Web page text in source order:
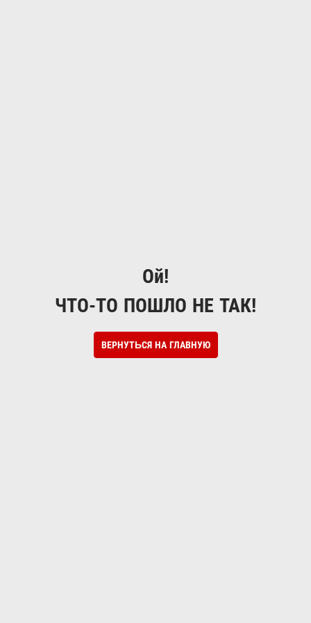
Ой!
ЧТО-ТО ПОШЛО НЕ ТАК!
ВЕРНУТЬСЯ НА ГЛАВНУЮ